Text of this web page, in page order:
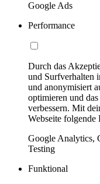
Google Ads
Performance
Durch das
und Surfverhalten
und anonymisiert
optimieren und
verbessern. Mit
Webseite folgende
Google Analytics,
Testing
Funktional